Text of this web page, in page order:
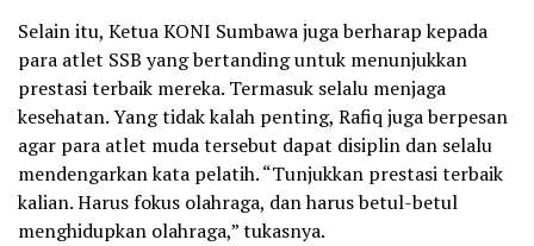
Selain itu, Ketua KONI Sumbawa juga berharap kepada
para atlet SSB yang bertanding untuk menunjukkan
prestasi terbaik mereka. Termasuk selalu menjaga
kesehatan. Yang tidak kalah penting, Rafiq juga berpesan
agar para atlet muda tersebut dapat disiplin dan selalu
mendengarkan kata pelatih. “Tunjukkan prestasi terbaik
kalian. Harus fokus olahraga, dan harus betul-betul
menghidupkan olahraga,” tukasnya.